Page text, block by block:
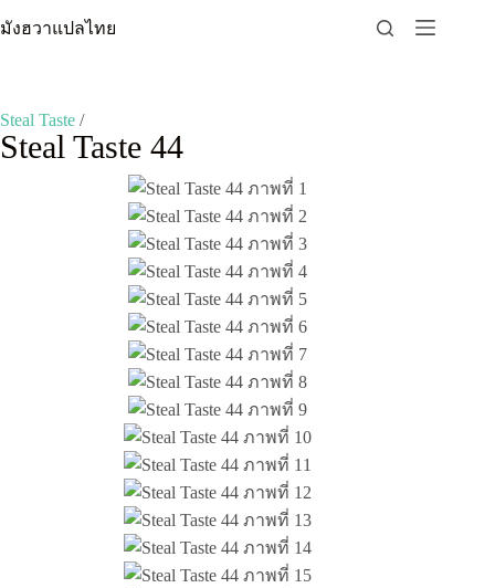
to
มังฮวาแปลไทย
Steal Taste /
Steal Taste 44